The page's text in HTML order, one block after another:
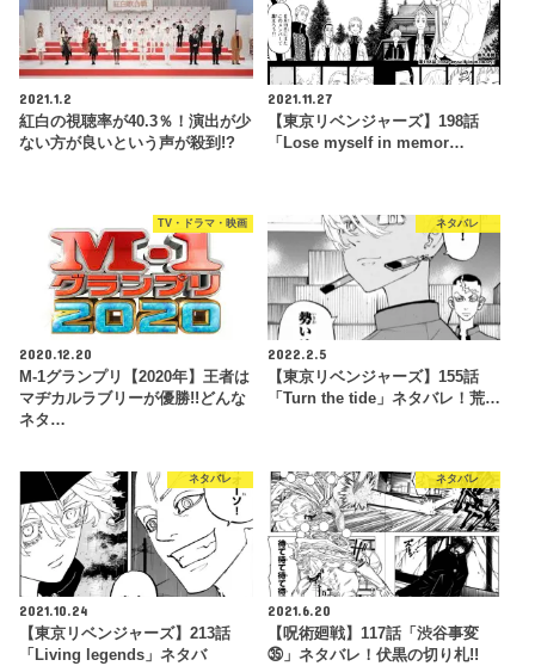
2021.1.2
紅白の視聴率が40.3％！演出が少
ない方が良いという声が殺到!?
2021.11.27
【東京リベンジャーズ】198話
「Lose myself in memor…
TV・ドラマ・映画
2020.12.20
M-1グランプリ【2020年】王者は
マヂカルラブリーが優勝!!どんな
ネタ…
ネタバレ
2022.2.5
【東京リベンジャーズ】155話
「Turn the tide」ネタバレ！荒…
ネタバレ
2021.10.24
【東京リベンジャーズ】213話
「Living legends」ネタバ
ネタバレ
2021.6.20
【呪術廻戦】117話「渋谷事変
㉟」ネタバレ！伏黒の切り札!!